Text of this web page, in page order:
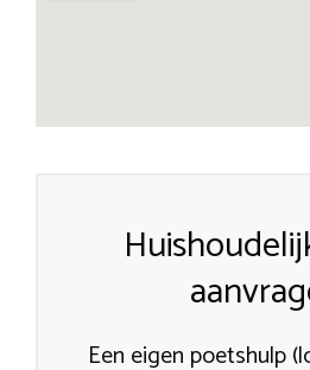
Een eigen poetshulp